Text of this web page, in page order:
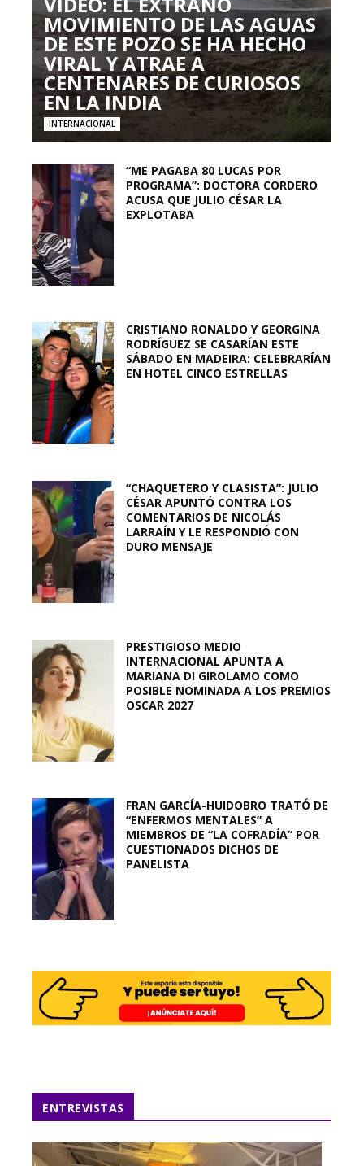
MOVIMIENTO DE LAS AGUAS
DE ESTE POZO SE HA HECHO
VIRAL Y ATRAE A
CENTENARES DE CURIOSOS
EN LA INDIA
INTERNACIONAL
“ME PAGABA 80 LUCAS POR
PROGRAMA”: DOCTORA CORDERO
ACUSA QUE JULIO CÉSAR LA
EXPLOTABA
CRISTIANO RONALDO Y GEORGINA
RODRÍGUEZ SE CASARÍAN ESTE
SÁBADO EN MADEIRA: CELEBRARÍAN
EN HOTEL CINCO ESTRELLAS
“CHAQUETERO Y CLASISTA”: JULIO
CÉSAR APUNTÓ CONTRA LOS
COMENTARIOS DE NICOLÁS
LARRAÍN Y LE RESPONDIÓ CON
DURO MENSAJE
PRESTIGIOSO MEDIO
INTERNACIONAL APUNTA A
MARIANA DI GIROLAMO COMO
POSIBLE NOMINADA A LOS PREMIOS
OSCAR 2027
FRAN GARCÍA-HUIDOBRO TRATÓ DE
“ENFERMOS MENTALES” A
MIEMBROS DE “LA COFRADÍA” POR
CUESTIONADOS DICHOS DE
PANELISTA
ENTREVISTAS